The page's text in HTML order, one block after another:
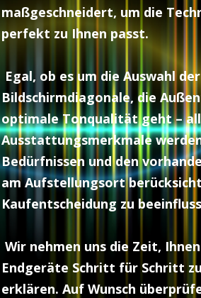
maßgeschneidert, um die
perfekt zu Ihnen passt.
Egal, ob es um die Auswahl der
Bildschirmdiagonale, die
optimale Tonqualität geht –
Ausstattungsmerkmale
Bedürfnissen und den
am Aufstellungsort
Kaufentscheidung zu
Wir nehmen uns die Zeit,
Endgeräte Schritt für Schritt
erklären. Auf Wunsch